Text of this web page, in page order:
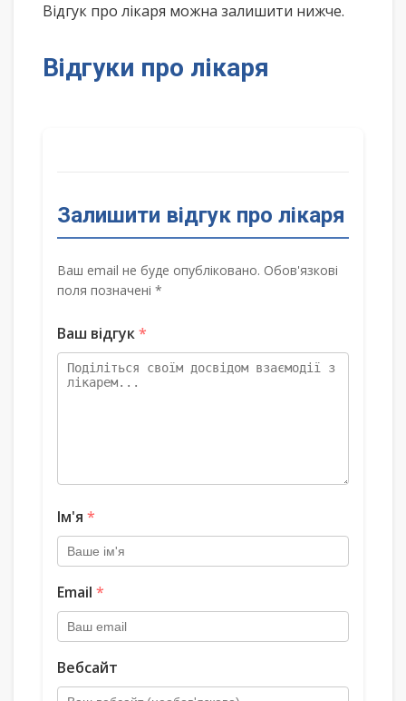
Відгук про лікаря можна залишити нижче.
Відгуки про лікаря
Залишити відгук про лікаря
Ваш email не буде опубліковано. Обов'язкові
поля позначені *
Ваш відгук*
Ім'я *
Email *
Вебсайт